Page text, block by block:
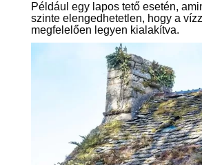
Például egy lapos tető esetén,
szinte elengedhetetlen, hogy a
megfelelően legyen kialakítva.